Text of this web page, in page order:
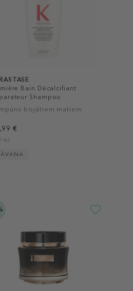
Bain Décalcifiant
Shampoo
bojātiem matiem
€
ml